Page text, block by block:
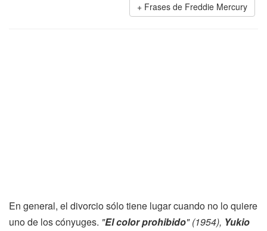
Frases de Freddie Mercury
En general, el divorcio sólo tiene lugar cuando no lo quiere
uno de los cónyuges. "El color prohibido" (1954), Yukio